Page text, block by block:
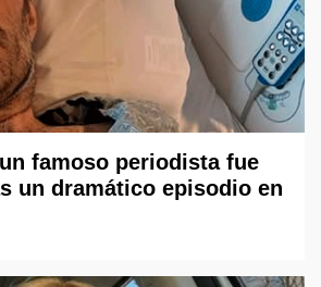
famoso periodista fue
un dramático episodio en